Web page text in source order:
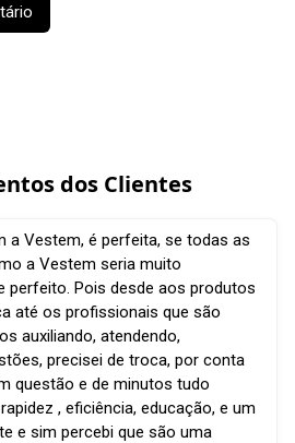
dos Clientes
a Vestem, é perfeita, se todas as
a Vestem seria muito
perfeito. Pois desde aos produtos
até os profissionais que são
auxiliando, atendendo,
precisei de troca, por conta
questão e de minutos tudo
, eficiência, educação, e um
e sim percebi que são uma